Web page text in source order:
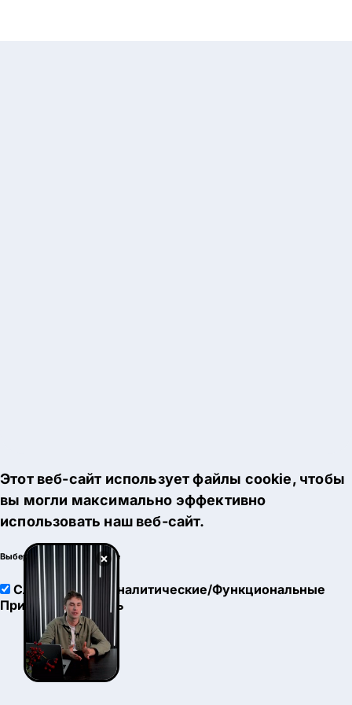
×
Этот веб-сайт использует файлы cookie, чтобы
вы могли максимально эффективно
использовать наш веб-сайт.
Выберите настройки cookie
Служебные
Аналитические/Функциональные
Принять
Настроить